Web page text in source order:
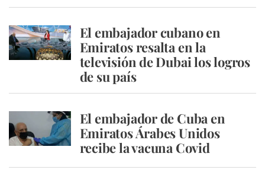
El embajador cubano en
Emiratos resalta en la
televisión de Dubai los logros
de su país
El embajador de Cuba en
Emiratos Árabes Unidos
recibe la vacuna Covid